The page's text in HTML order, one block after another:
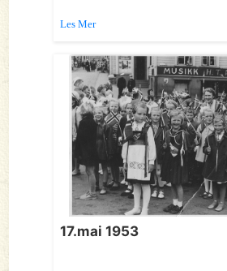
Les Mer
17.mai 1953